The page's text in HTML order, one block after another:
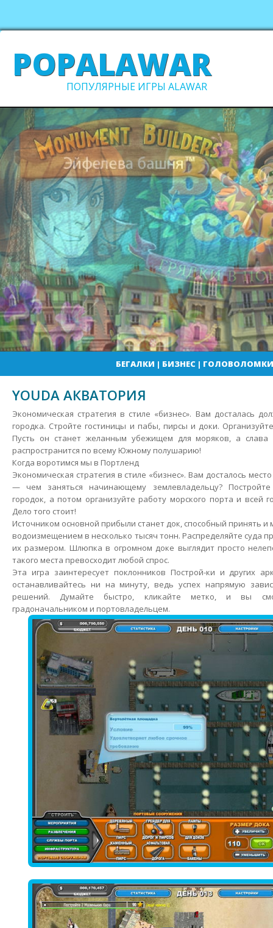
POPALAWAR
ПОПУЛЯРНЫЕ ИГРЫ ALAWAR
БЕГАЛКИ | БИЗНЕС| ГОЛОВОЛОМКИ
YOUDA АКВАТОРИЯ
Экономическая стратегия в стиле «бизнес». Вам досталась
городка. Стройте гостиницы и пабы, пирсы и доки.
Пусть он станет желанным убежищем для моряков, а слава
распространится по всему Южному полушарию!
Когда воротимся мы в Портленд
Экономическая стратегия в стиле «бизнес». Вам досталось
— чем заняться начинающему землевладельцу?
городок, а потом организуйте работу морского порта и всей
Дело того стоит!
Источником основной прибыли станет док, способный принять и
водоизмещением в несколько тысяч тонн. Распределяйте суда
их размером. Шлюпка в огромном доке выглядит просто
такого места превосходит любой спрос.
Эта игра заинтересует поклонников Построй-ки и других
останавливайтесь ни на минуту, ведь успех напрямую
решений. Думайте быстро, кликайте метко, и вы
градоначальником и портовладельцем.